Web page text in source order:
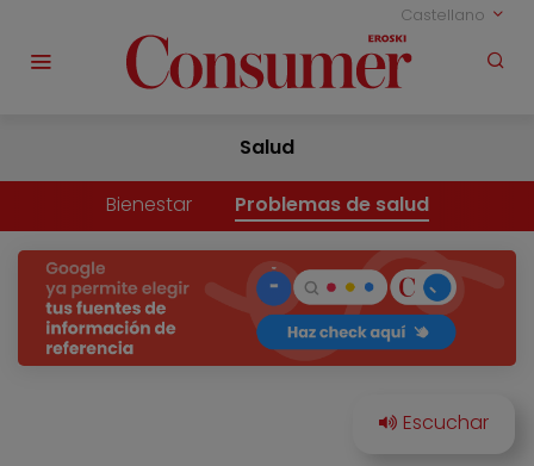
Castellano
Salud
Bienestar Problemas de salud